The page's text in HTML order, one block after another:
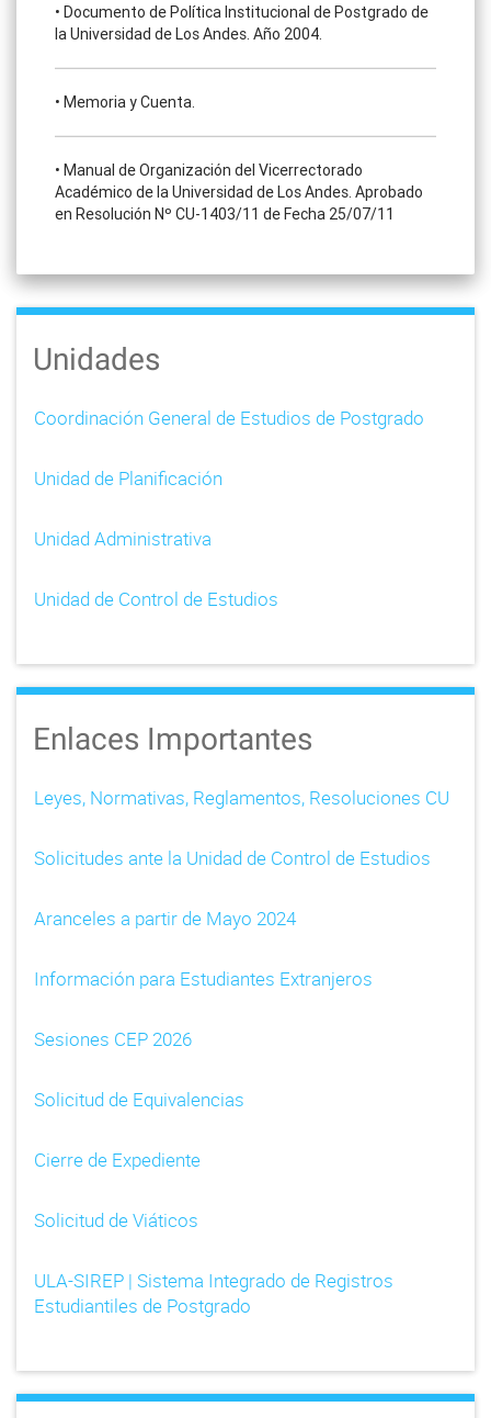
• Documento de Política Institucional de Postgrado de
la Universidad de Los Andes. Año 2004.
• Memoria y Cuenta.
• Manual de Organización del Vicerrectorado
Académico de la Universidad de Los Andes. Aprobado
en Resolución Nº CU-1403/11 de Fecha 25/07/11
Unidades
Coordinación General de Estudios de Postgrado
Unidad de Planificación
Unidad Administrativa
Unidad de Control de Estudios
Enlaces Importantes
Leyes, Normativas, Reglamentos, Resoluciones CU
Solicitudes ante la Unidad de Control de Estudios
Aranceles a partir de Mayo 2024
Información para Estudiantes Extranjeros
Sesiones CEP 2026
Solicitud de Equivalencias
Cierre de Expediente
Solicitud de Viáticos
ULA-SIREP | Sistema Integrado de Registros
Estudiantiles de Postgrado